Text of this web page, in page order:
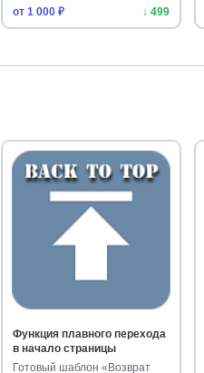
от 1 000 ₽ ↓ 499
Функция плавного перехода
в начало страницы
Готовый шаблон «Возврат